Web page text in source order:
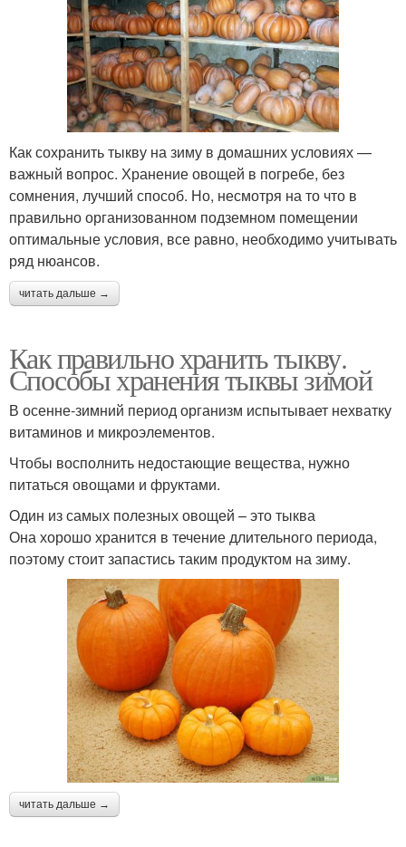
Как сохранить тыкву на зиму в домашних условиях —
важный вопрос. Хранение овощей в погребе, без
сомнения, лучший способ. Но, несмотря на то что в
правильно организованном подземном помещении
оптимальные условия, все равно, необходимо учитывать
ряд нюансов.
читать дальше →
Как правильно хранить тыкву.
Способы хранения тыквы зимой
В осенне-зимний период организм испытывает нехватку
витаминов и микроэлементов.
Чтобы восполнить недостающие вещества, нужно
питаться овощами и фруктами.
Один из самых полезных овощей – это тыква
Она хорошо хранится в течение длительного периода,
поэтому стоит запастись таким продуктом на зиму.
читать дальше →